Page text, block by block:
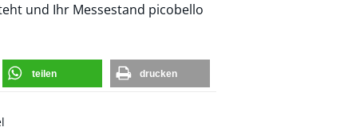
und Ihr Messestand picobello
teilen drucken